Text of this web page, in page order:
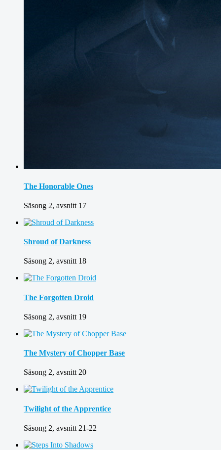
The Honorable Ones
Säsong 2, avsnitt 17
Shroud of Darkness
Säsong 2, avsnitt 18
The Forgotten Droid
Säsong 2, avsnitt 19
The Mystery of Chopper Base
Säsong 2, avsnitt 20
Twilight of the Apprentice
Säsong 2, avsnitt 21-22